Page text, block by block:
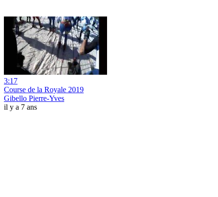
3:17
Course de la Royale 2019
Gibello Pierre-Yves
il y a 7 ans